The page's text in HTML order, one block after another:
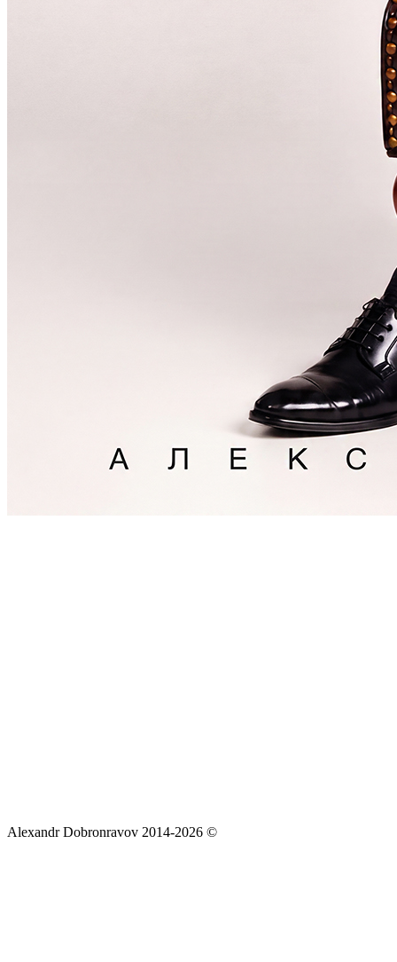
Alexandr Dobronravov 2014-2026 ©